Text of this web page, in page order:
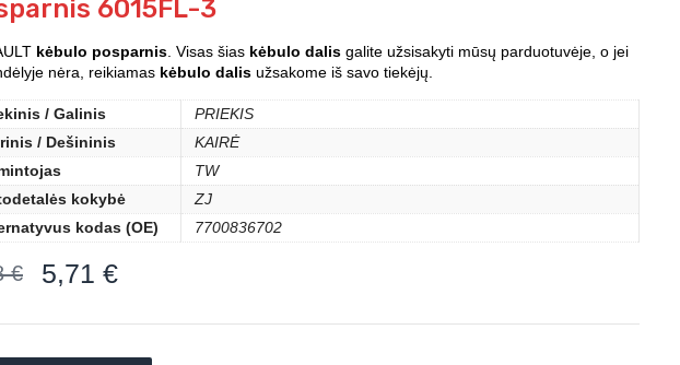
6015FL-3
kėbulo posparnis . Visas šias kėbulo dalis galite užsisakyti mūsų parduotuvėje, o jei
nėra, reikiamas kėbulo dalis užsakome iš savo tiekėjų.
/ Galinis
PRIEKIS
/ Dešininis
KAIRĖ
TW
kokybė
ZJ
kodas (OE)
7700836702
€ 5,71 €